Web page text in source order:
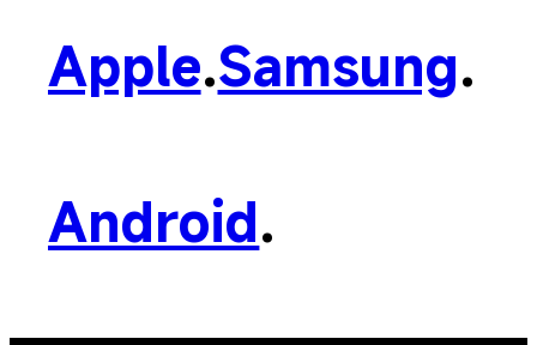
Apple.Samsung.
Android.